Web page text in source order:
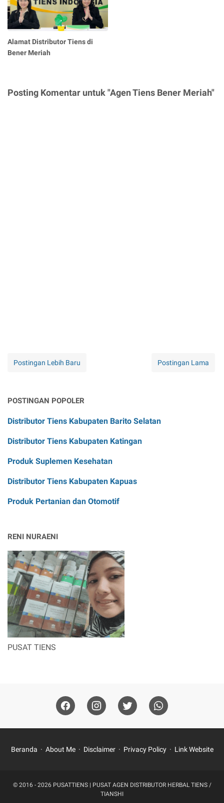
Alamat Distributor Tiens di
Bener Meriah
Posting Komentar untuk "Agen Tiens Bener Meriah"
Postingan Lebih Baru Postingan Lama
POSTINGAN POPOLER
Distributor Tiens Kabupaten Barito Selatan
Distributor Tiens Kabupaten Katingan
Produk Suplemen Kesehatan
Distributor Tiens Kabupaten Kapuas
Produk Pertanian dan Otomotif
RENI NURAENI
PUSAT TIENS
Beranda About Me Disclaimer Privacy Policy Link Website
© 2016 - 2026 PUSATTIENS | PUSAT AGEN DISTRIBUTOR HERBAL TIENS /
TIANSHI